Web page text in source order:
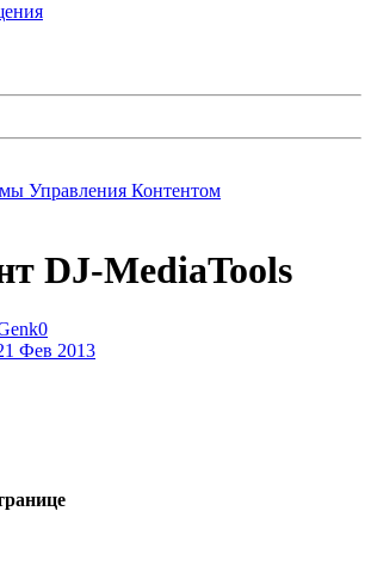
Управления Контентом
DJ-MediaTools
Фев 2013